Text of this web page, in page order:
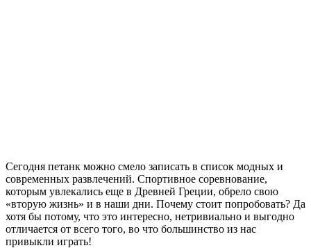
Сегодня петанк можно смело записать в список модных и
современных развлечений. Спортивное соревнование,
которым увлекались еще в Древней Греции, обрело свою
«вторую жизнь» и в наши дни. Почему стоит попробовать? Да
хотя бы потому, что это интересно, нетривиально и выгодно
отличается от всего того, во что большинство из нас
привыкли играть!